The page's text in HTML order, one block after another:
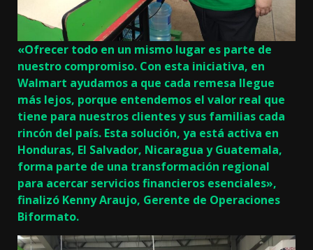
«Ofrecer todo en un mismo lugar es parte de
nuestro compromiso. Con esta iniciativa, en
Walmart ayudamos a que cada remesa llegue
más lejos, porque entendemos el valor real que
tiene para nuestros clientes y sus familias cada
rincón del país. Esta solución, ya está activa en
Honduras, El Salvador, Nicaragua y Guatemala,
forma parte de una transformación regional
para acercar servicios financieros esenciales»,
finalizó Kenny Araujo, Gerente de Operaciones
Biformato.